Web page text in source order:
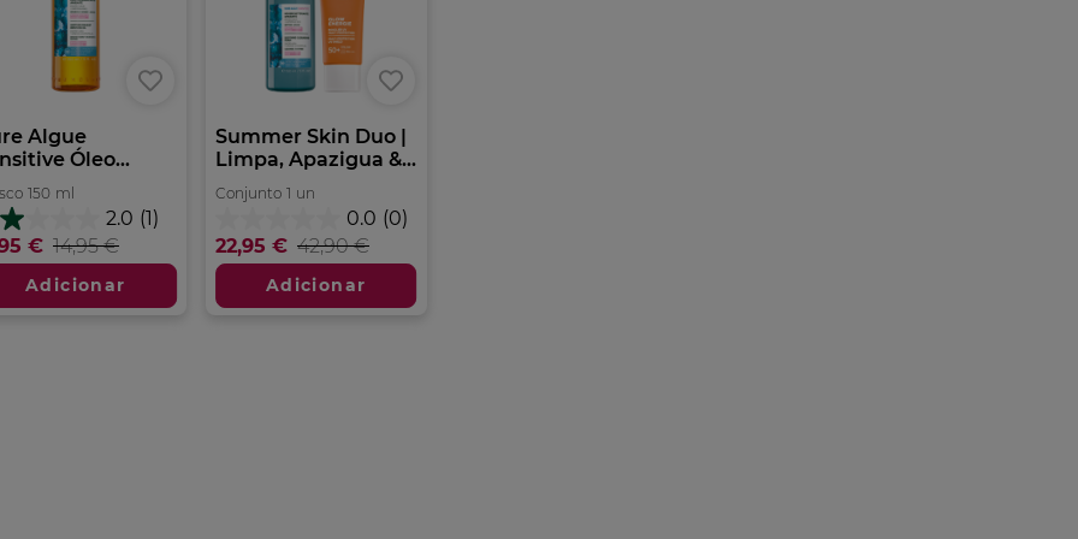
Algue
Óleo...
150 ml
2.0 (1)
€ 14,95 €
Adicionar
Summer Skin Duo |
Limpa, Apazigua &...
Conjunto 1 un
0.0 (0)
em
5
estrelas.
22,95 € 42,90 €
Adicionar